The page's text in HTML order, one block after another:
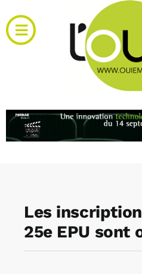
au
contenu
Toggle
Navigation
RH et emploi
Agenda
Les
25e EPU sont